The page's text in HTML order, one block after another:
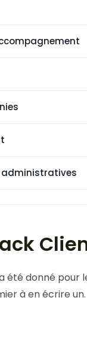
administratives
été donné pour
à en écrire un.